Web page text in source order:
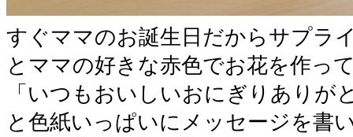
すぐママのお誕生日だからサプラ
とママの好きな赤色でお花を作っ
「いつもおいしいおにぎりありが
と色紙いっぱいにメッセージを書